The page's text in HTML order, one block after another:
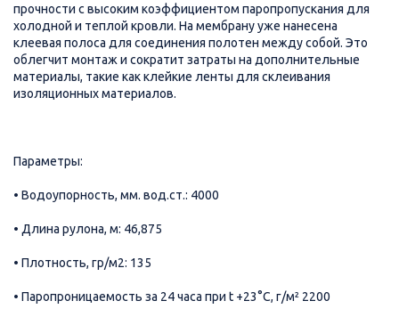
прочности с высоким коэффициентом паропропускания для
холодной и теплой кровли. На мембрану уже нанесена
клеевая полоса для соединения полотен между собой. Это
облегчит монтаж и сократит затраты на дополнительные
материалы, такие как клейкие ленты для склеивания
изоляционных материалов.
Параметры:
• Водоупорность, мм. вод.ст.: 4000
• Длина рулона, м: 46,875
• Плотность, гр/м2: 135
• Паропроницаемость за 24 часа при t +23°С, г/м² 2200